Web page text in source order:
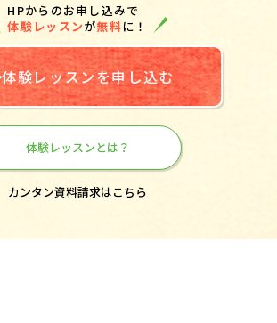
HPからのお申し込みで
体験レッスンが無料に！
体験レッスンを申し込む
体験レッスンとは？
カンタン資料請求はこちら